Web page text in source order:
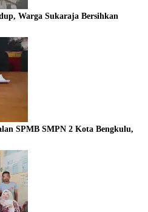
Warga Sukaraja Bersihkan
SPMB SMPN 2 Kota Bengkulu,